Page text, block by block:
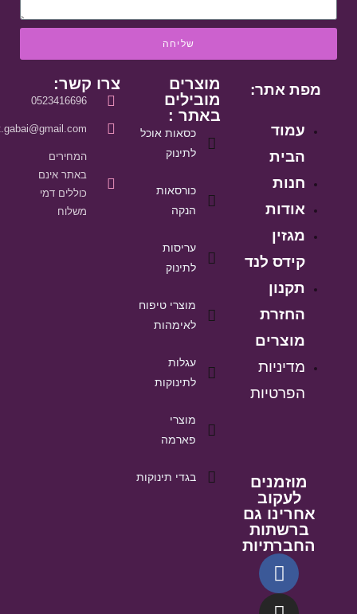
שליחה
מפת אתר:
עמוד
הבית
חנות
אודות
מגזין
קידס לנד
תקנון
החזרת
מוצרים
מדיניות
הפרטיות
מוזמנים
לעקוב
אחרינו גם
ברשתות
החברתיות
מוצרים
מובילים
באתר :
כסאות אוכל
לתינוק
כורסאות
הנקה
עריסות
לתינוק
מוצרי טיפוח
לאימהות
עגלות
לתינוקות
מוצרי
פארמה
בגדי תינוקות
צרו קשר:
0523416696
המחירים
באתר אינם
כוללים דמי
משלוח